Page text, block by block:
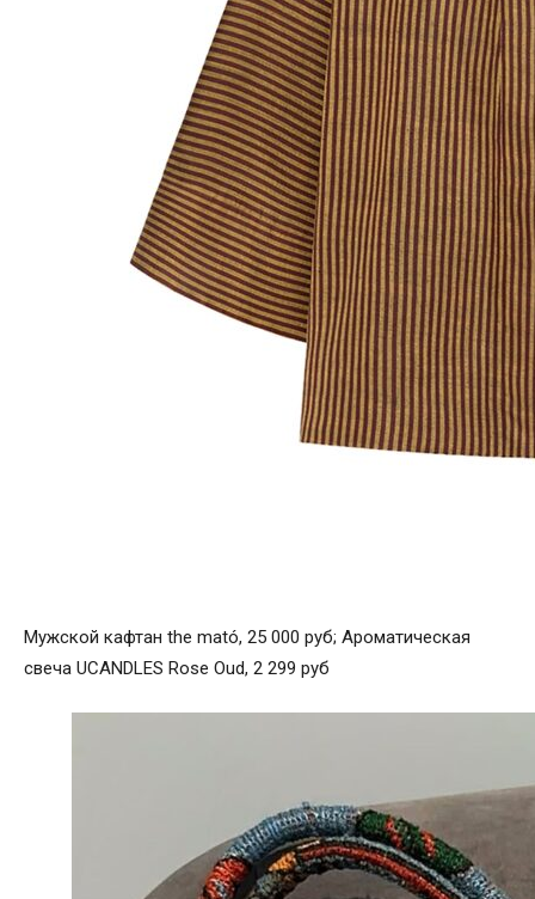
Мужской кафтан the mató, 25 000 руб; Ароматическая
свеча UCANDLES Rose Oud, 2 299 руб